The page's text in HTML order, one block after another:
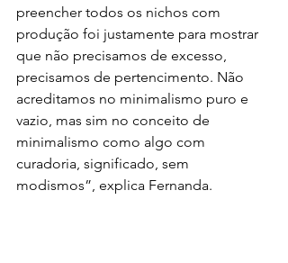
preencher todos os nichos com
produção foi justamente para mostrar
que não precisamos de excesso,
precisamos de pertencimento. Não
acreditamos no minimalismo puro e
vazio, mas sim no conceito de
minimalismo como algo com
curadoria, significado, sem
modismos”, explica Fernanda.